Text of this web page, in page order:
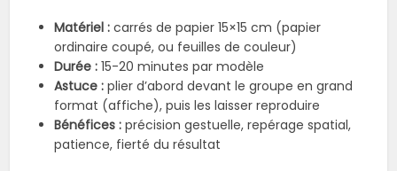
Matériel : carrés de papier 15×15 cm (papier
ordinaire coupé, ou feuilles de couleur)
Durée : 15-20 minutes par modèle
Astuce : plier d’abord devant le groupe en grand
format (affiche), puis les laisser reproduire
Bénéfices : précision gestuelle, repérage spatial,
patience, fierté du résultat